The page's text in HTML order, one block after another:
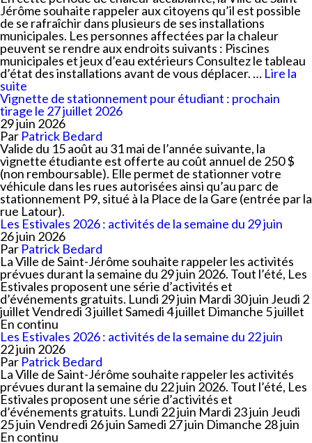
Jérôme souhaite rappeler aux citoyens qu’il est possible
de se rafraîchir dans plusieurs de ses installations
municipales. Les personnes affectées par la chaleur
peuvent se rendre aux endroits suivants : Piscines
municipales et jeux d’eau extérieurs Consultez le tableau
d’état des installations avant de vous déplacer. … Lire la
suite
Vignette de stationnement pour étudiant : prochain
tirage le 27 juillet 2026
29 juin 2026
Par Patrick Bedard
Valide du 15 août au 31 mai de l’année suivante, la
vignette étudiante est offerte au coût annuel de 250 $
(non remboursable). Elle permet de stationner votre
véhicule dans les rues autorisées ainsi qu’au parc de
stationnement P9, situé à la Place de la Gare (entrée par la
rue Latour).
Les Estivales 2026 : activités de la semaine du 29 juin
26 juin 2026
Par Patrick Bedard
La Ville de Saint-Jérôme souhaite rappeler les activités
prévues durant la semaine du 29 juin 2026. Tout l’été, Les
Estivales proposent une série d’activités et
d’événements gratuits. Lundi 29 juin Mardi 30 juin Jeudi 2
juillet Vendredi 3 juillet Samedi 4 juillet Dimanche 5 juillet
En continu
Les Estivales 2026 : activités de la semaine du 22 juin
22 juin 2026
Par Patrick Bedard
La Ville de Saint-Jérôme souhaite rappeler les activités
prévues durant la semaine du 22 juin 2026. Tout l’été, Les
Estivales proposent une série d’activités et
d’événements gratuits. Lundi 22 juin Mardi 23 juin Jeudi
25 juin Vendredi 26 juin Samedi 27 juin Dimanche 28 juin
En continu